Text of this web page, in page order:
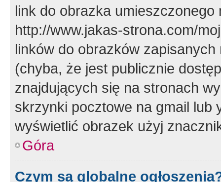
link do obrazka
http://www.jakas-strona.com/
linków do obrazków
(chyba, że jest publicznie
znajdujących się na stronach
skrzynki pocztowe na gmail lub
wyświetlić obrazek użyj
Góra
Czym są globalne